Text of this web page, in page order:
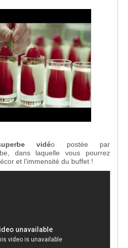
vidéo postée par
dans laquelle vous pourrez
et l’immensité du buffet !